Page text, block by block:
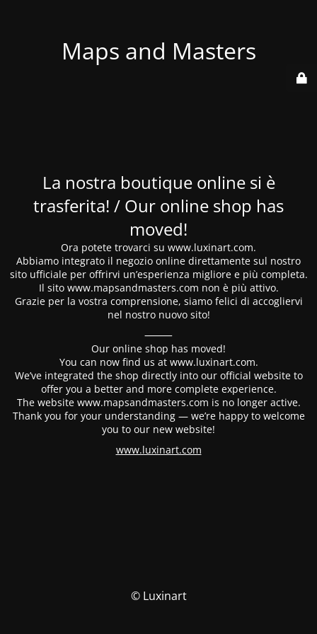
Maps and Masters
La nostra boutique online si è
trasferita! / Our online shop has
moved!
Ora potete trovarci su www.luxinart.com.
Abbiamo integrato il negozio online direttamente sul nostro
sito ufficiale per offrirvi un’esperienza migliore e più completa.
Il sito www.mapsandmasters.com non è più attivo.
Grazie per la vostra comprensione, siamo felici di accogliervi
nel nostro nuovo sito!
⸻
Our online shop has moved!
You can now find us at www.luxinart.com.
We’ve integrated the shop directly into our official website to
offer you a better and more complete experience.
The website www.mapsandmasters.com is no longer active.
Thank you for your understanding — we’re happy to welcome
you to our new website!
www.luxinart.com
© Luxinart